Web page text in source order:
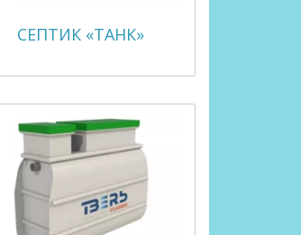
СЕПТИК «ТАНК»